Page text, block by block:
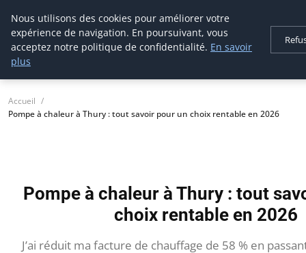
tournevis
malin
Accueil
Pompe à chaleur à Thury : tout savoir pour un choix rentable en 2026
Pompe à chaleur à Thury : tout
choix rentable en 2026
J’ai réduit ma facture de chauffage de 58 % en
Nous utilisons des cookies pour améliorer votre
expérience de navigation. En poursuivant, vous
acceptez notre politique de confidentialité. En savoir
plus